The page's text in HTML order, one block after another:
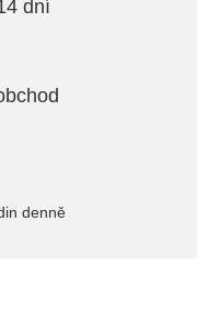
dní
denně